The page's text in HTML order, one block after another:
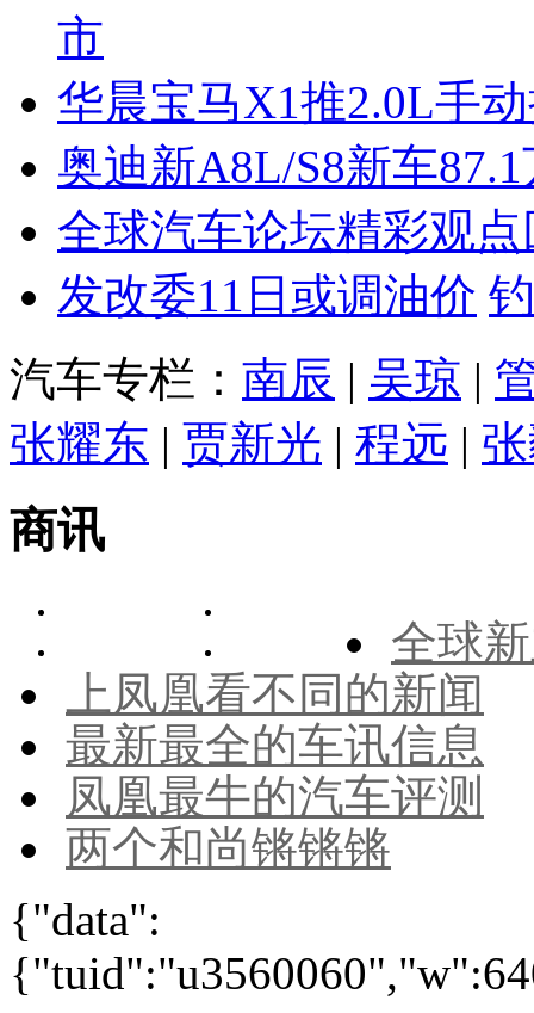
市
华晨宝马X1推2.0L手
奥迪新A8L/S8新车
全球汽车论坛精彩观点
发改委11日或调油价
汽车专栏： 南辰 | 吴琼 |
张耀东 | 贾新光 | 程远 |
商讯
全球
上凤凰看不同的新闻
最新最全的车讯信息
凤凰最牛的汽车评测
两个和尚锵锵锵
{"data":